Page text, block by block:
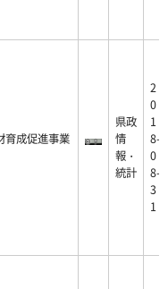
育成促進事業
県政
情
報・
統計
2
0
1
8-
0
8-
3
1